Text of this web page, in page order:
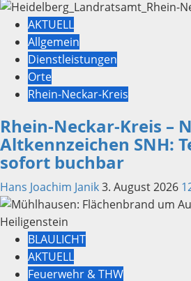
AKTUELL
Allgemein
Dienstleistungen
Orte
Rhein-Neckar-Kreis
Rhein-Neckar-Kreis –
Altkennzeichen SNH:
sofort buchbar
Hans Joachim Janik3. August 2026
BLAULICHT
AKTUELL
Feuerwehr & THW